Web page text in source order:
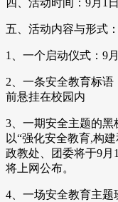
五、活动内容与形式
1、一个启动仪式：9
2、一条安全教育标语
前悬挂在校园内
3、一期安全主题的黑
以“强化安全教育,构
政教处、团委将于9
将上网公布。
4、一场安全教育主题